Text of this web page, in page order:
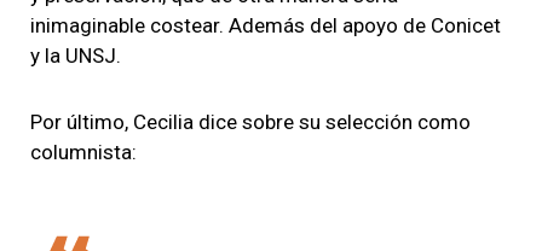
inimaginable costear. Además del apoyo de Conicet
y la UNSJ.
Por último, Cecilia dice sobre su selección como
columnista: